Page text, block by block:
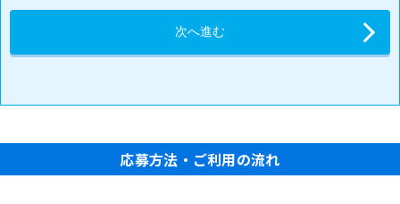
応募方法・ご利用の流れ